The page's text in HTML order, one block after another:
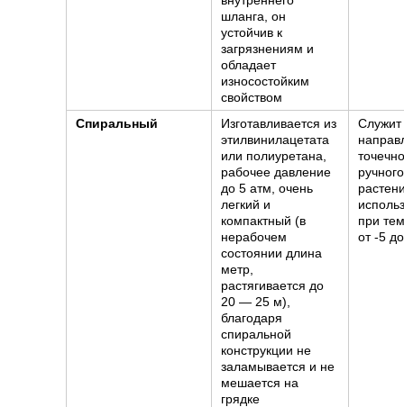
шланга, он
устойчив к
загрязнениям и
обладает
износостойким
свойством
Спиральный
Изготавливается из
этилвинилацетата
или полиуретана,
рабочее давление
до 5 атм, очень
легкий и
компактный (в
нерабочем
состоянии длина
метр,
растягивается до
20 — 25 м),
благодаря
спиральной
конструкции не
заламывается и не
мешается на
грядке
Служит
при
от -5